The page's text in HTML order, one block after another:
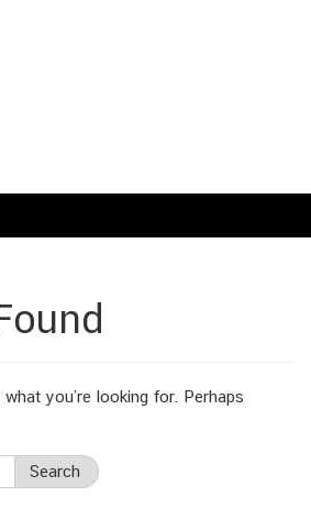
you’re looking for. Perhaps